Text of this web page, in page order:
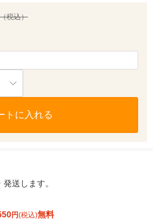
税込）
トに入れる
送します。
円(税込)無料